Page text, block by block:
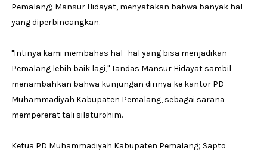
Pemalang; Mansur Hidayat, menyatakan bahwa banyak hal
yang diperbincangkan.
''Intinya kami membahas hal- hal yang bisa menjadikan
Pemalang lebih baik lagi,'' Tandas Mansur Hidayat sambil
menambahkan bahwa kunjungan dirinya ke kantor PD
Muhammadiyah Kabupaten Pemalang, sebagai sarana
mempererat tali silaturohim.
Ketua PD Muhammadiyah Kabupaten Pemalang; Sapto